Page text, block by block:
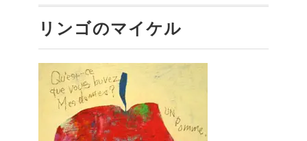
リンゴのマイケル